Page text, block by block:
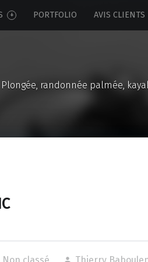
PORTFOLIO AVIS CLIENTS
Plongée, randonnée palmée,